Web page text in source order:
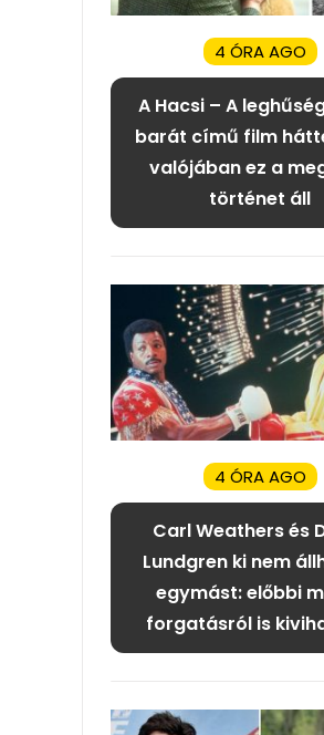
4 ÓRA AGO
A Hacsi – A
barát című film
valójában ez a
történet áll
4 ÓRA AGO
Carl Weathers és
Lundgren ki nem
egymást: előbbi
forgatásról is